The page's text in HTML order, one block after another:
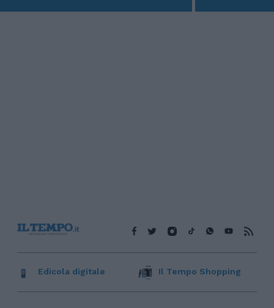
Edicola digitale Il Tempo Shopping